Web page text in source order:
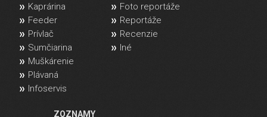
Kaprárina
Feeder
Prívlač
Sumčiarina
Muškárenie
Plávaná
Infoservis
Foto reportáže
Reportáže
Recenzie
Iné
ZOZNAMY